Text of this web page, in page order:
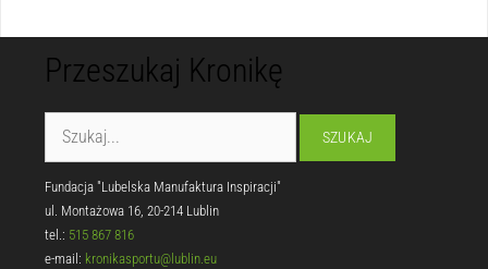
Przeszukaj Kronikę
Fundacja "Lubelska Manufaktura Inspiracji"
ul. Montażowa 16, 20-214 Lublin
tel.: 515 867 816
e-mail: kronikasportu@lublin.eu